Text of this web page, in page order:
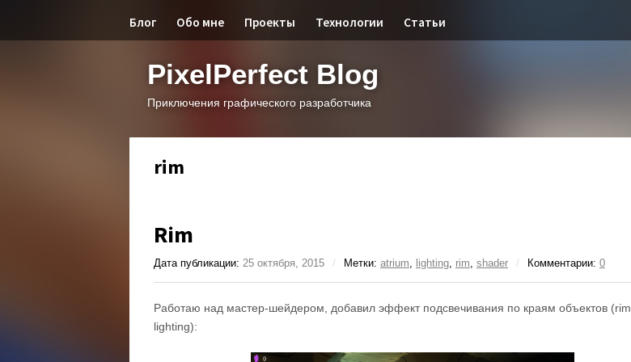
Блог Обо мне Проекты Технологии Статьи
PixelPerfect Blog
Приключения графического разработчика
rim
Rim
Дата публикации: 25 октября, 2015 / Метки: atrium, lighting, rim, shader / Комментарии: 0
Работаю над мастер-шейдером, добавил эффект подсвечивания по краям объектов (rim
lighting):